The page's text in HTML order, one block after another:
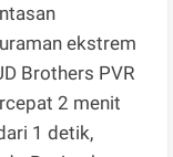
ekstrem
Brothers PVR
2 menit
1 detik,